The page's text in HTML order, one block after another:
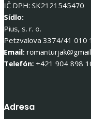
IČ DPH: SK2121545470
Sídlo:
Pius, s. r. o.
Petzvalova 3374/41 010
Email:
Telefón: +421 904 898
Adresa